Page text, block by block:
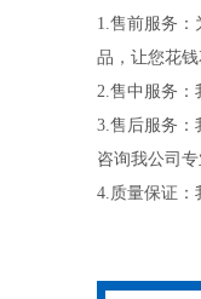
1.售前服务
品，让您花
2.售中服务：
3.售后服务：
咨询我公司
4.质量保证：